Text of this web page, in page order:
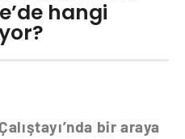
hangi
bir araya